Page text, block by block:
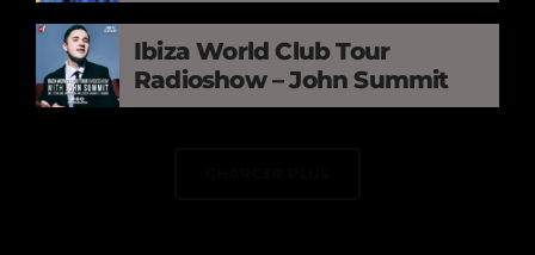
Ibiza World Club Tour
Radioshow – John Summit